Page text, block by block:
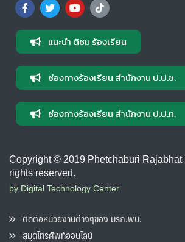
แนะนำ ติชม ร้องเรียน
ช่องทางร้องเรียน สำนักงาน ป.ป.ช.
ช่องทางร้องเรียน สำนักงาน ป.ป.ท.
Copyright © 2019 Phetchaburi Rajabhat
rights reserved.
by Digital Technology Center
ติดต่อหน่วยงานต่างๆของ มรภ.พบ.
สมุดโทรศัพท์ออนไลน์